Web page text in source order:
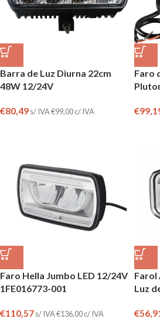
Barra de Luz Diurna 22cm
48W 12/24V
€80,49s/ IVA€99,00c/ IVA
Faro
€
Faro Hella Jumbo LED 12/24V
1FE016773-001
€110,57s/ IVA€136,00c/ IVA
Farol
Luz
€